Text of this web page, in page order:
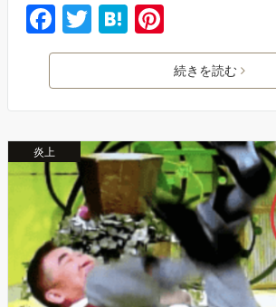
F
a
e
b
o
o
k
T
w
er
H
at
n
a
nt
er
e
st
続きを読む
炎上